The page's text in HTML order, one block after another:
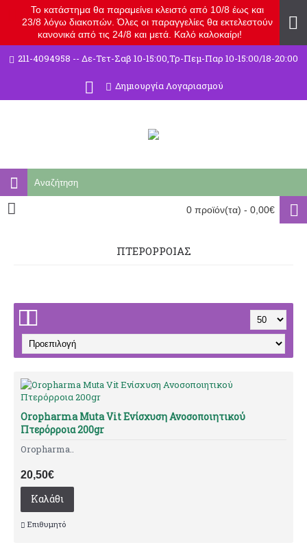
Το κατάστημα θα παραμείνει κλειστό από 10/8 έως και
23/8 λόγω διακοπών. Όλες οι παραγγελίες θα εκτελεστούν
κανονικά από τις 24/8 και μετά. Καλό καλοκαίρι!
211-4094958 -- Δε-Τετ-Σαβ 10-15:00,Τρ-Πεμ-Παρ 10-15:00/18-20:00
Δημιουργία Λογαριασμού
0 προϊόν(τα) - 0,00€
ΠΤΕΡΌΡΡΟΙΑΣ
Oropharma Muta Vit Ενίσχυση Ανοσοποιητικού
Πτερόρροια 200gr
Oropharma..
20,50€
Καλάθι
Επιθυμητό